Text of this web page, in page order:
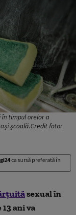
timpul orelor a
școală.Credit foto:
ca sursă preferată în
sexual în
ani va